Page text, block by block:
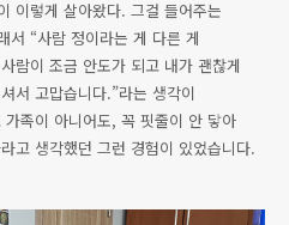
이렇게 살아왔다. 그걸 들어주는
서 “사람 정이라는 게 다른 게
람이 조금 안도가 되고 내가 괜찮게
서 고맙습니다.”라는 생각이
족이 아니어도, 꼭 핏줄이 안 닿아
고 생각했던 그런 경험이 있었습니다.